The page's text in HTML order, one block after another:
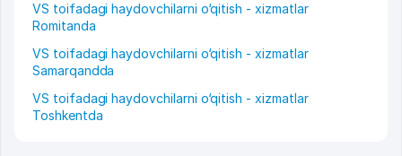
VS toifadagi haydovchilarni o‘qitish - xizmatlar
Romitanda
VS toifadagi haydovchilarni o‘qitish - xizmatlar
Samarqandda
VS toifadagi haydovchilarni o‘qitish - xizmatlar
Toshkentda